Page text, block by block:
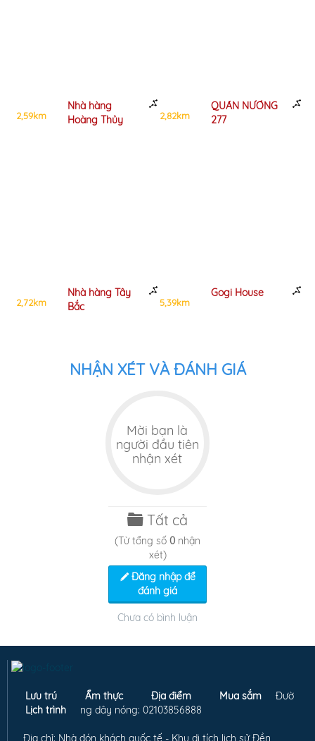
Nhà hàng
Hoàng Thủy
2,82km
Nhà hàng Tây
Bắc
QUÁN NƯỚNG
277
Gogi House
NHẬN XÉT VÀ ĐÁNH GIÁ
Mời bạn là
người đầu tiên
nhận xét
Tất cả
(Từ tổng số 0 nhận
xét)
Đăng nhập để
đánh giá
Chưa có bình luận
Lưu trú Ẩm thực Địa điểm
Mua sắm
Lịch trình
Đườ
ng dây nóng: 02103856888
Địa chỉ: Nhà đón khách quốc tế - Khu di tích lịch sử Đền